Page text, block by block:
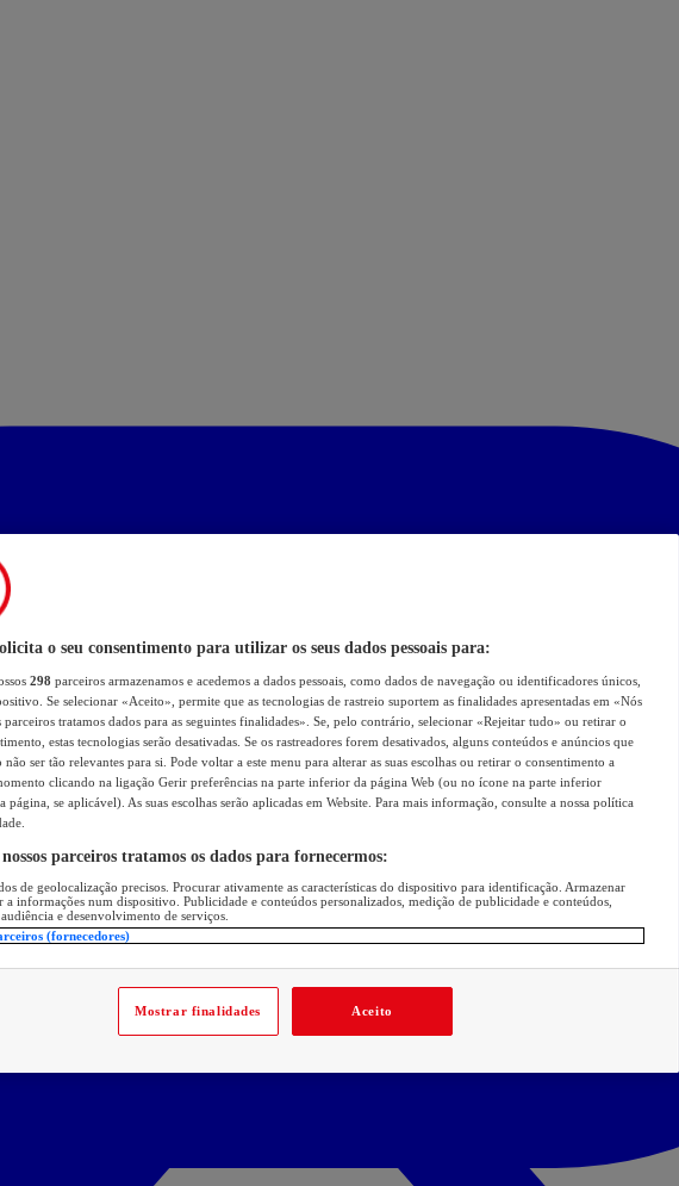
o seu consentimento para utilizar os seus dados pessoais para:
298 parceiros armazenamos e acedemos a dados pessoais, como dados de navegação ou identificadores únicos,
Se selecionar «Aceito», permite que as tecnologias de rastreio suportem as finalidades apresentadas em «Nós
parceiros tratamos dados para as seguintes finalidades». Se, pelo contrário, selecionar «Rejeitar tudo» ou retirar o
estas tecnologias serão desativadas. Se os rastreadores forem desativados, alguns conteúdos e anúncios que
não ser tão relevantes para si. Pode voltar a este menu para alterar as suas escolhas ou retirar o consentimento a
clicando na ligação Gerir preferências na parte inferior da página Web (ou no ícone na parte inferior
página, se aplicável). As suas escolhas serão aplicadas em Website. Para mais informação, consulte a nossa política
nossos parceiros tratamos os dados para fornecermos:
de geolocalização precisos. Procurar ativamente as características do dispositivo para identificação. Armazenar
a informações num dispositivo. Publicidade e conteúdos personalizados, medição de publicidade e conteúdos,
e desenvolvimento de serviços.
(fornecedores)
Mostrar finalidades Aceito